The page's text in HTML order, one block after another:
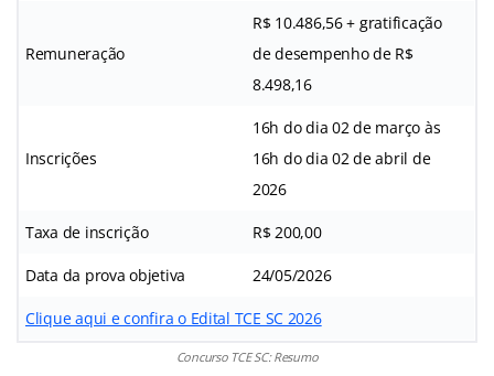
Remuneração
R$ 10.486,56 + gratificação
de desempenho de R$
8.498,16
Inscrições
16h do dia 02 de março às
16h do dia 02 de abril de
2026
Taxa de inscrição R$ 200,00
Data da prova objetiva 24/05/2026
Clique aqui e confira o Edital TCE SC 2026
Concurso TCE SC: Resumo